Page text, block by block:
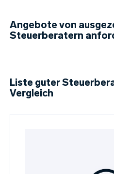
Angebote von
Steuerberatern
Liste guter
Vergleich